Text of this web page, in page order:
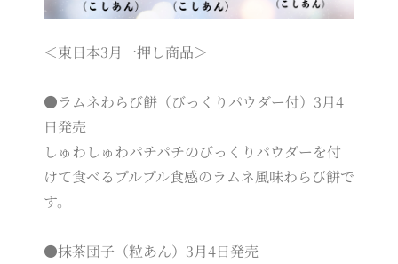
＜東日本3月一押し商品＞
●ラムネわらび餅（びっくりパウダー付）3月4
日発売
しゅわしゅわパチパチのびっくりパウダーを付
けて食べるプルプル食感のラムネ風味わらび餅で
す。
●抹茶団子（粒あん）3月4日発売